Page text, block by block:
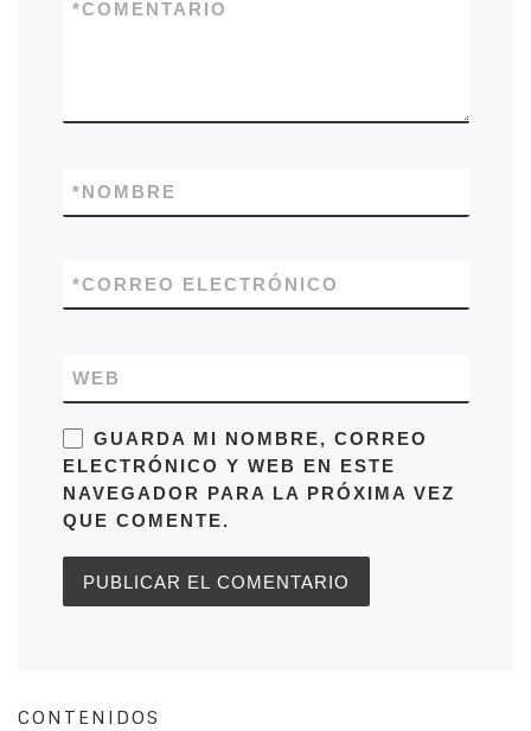
COMENTARIO
*
NOMBRE
*
CORREO ELECTRÓNICO
*
WEB
GUARDA MI NOMBRE, CORREO
ELECTRÓNICO Y WEB EN ESTE
NAVEGADOR PARA LA PRÓXIMA VEZ
QUE COMENTE.
CONTENIDOS